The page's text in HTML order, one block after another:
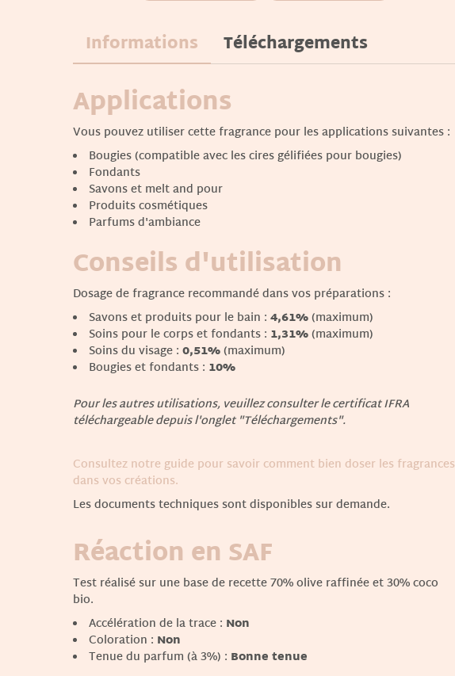
Informations Téléchargements
Applications
Vous pouvez utiliser cette fragrance pour les applications suivantes :
Bougies (compatible avec les cires gélifiées pour bougies)
Fondants
Savons et melt and pour
Produits cosmétiques
Parfums d'ambiance
Conseils d'utilisation
Dosage de fragrance recommandé dans vos préparations :
Savons et produits pour le bain : 4,61%(maximum)
Soins pour le corps et fondants : 1,31%(maximum)
Soins du visage : 0,51%(maximum)
Bougies et fondants : 10%
Pour les autres utilisations, veuillez consulter le certificat IFRA
téléchargeable depuis l'onglet "Téléchargements".
Consultez notre guide pour savoir comment bien doser les fragrances
dans vos créations.
Les documents techniques sont disponibles sur demande.
Réaction en SAF
Test réalisé sur une base de recette 70% olive raffinée et 30% coco
bio.
Accélération de la trace : Non
Coloration : Non
Tenue du parfum (à 3%) : Bonne tenue